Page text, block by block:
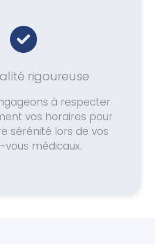
rigoureuse
à respecter
vos horaires pour
sérénité lors de vos
vous médicaux.